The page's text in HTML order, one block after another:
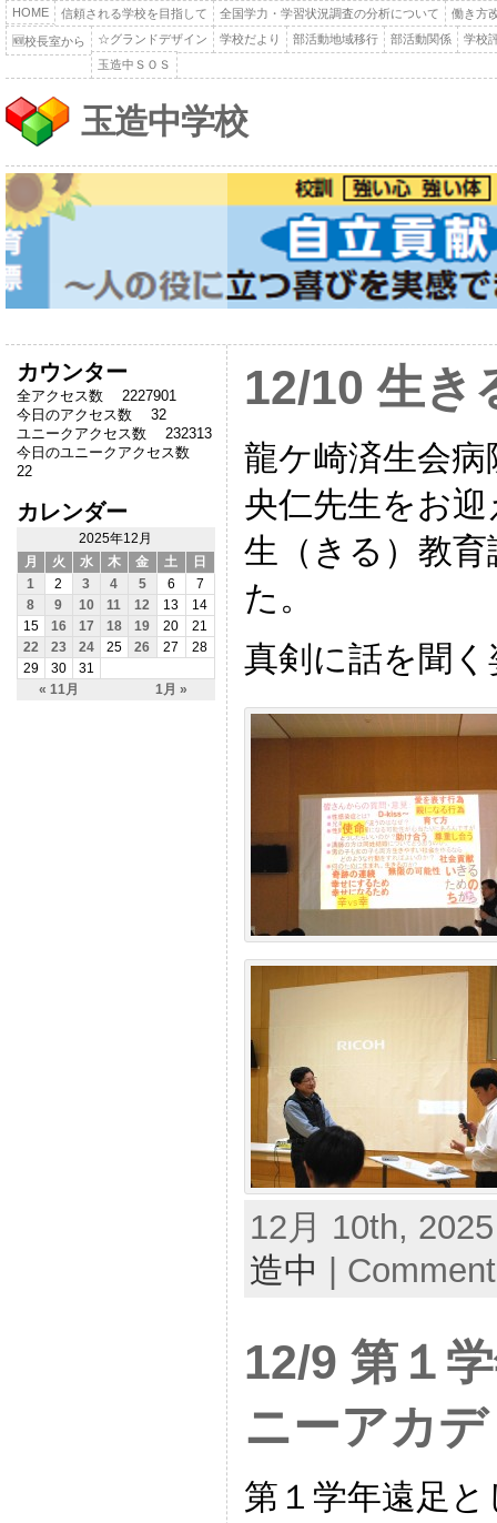
HOME 信頼される学校を目指して 全国学力・学習状況調査の分析について 働き方
🆕校長室から ☆グランドデザイン 学校だより 部活動地域移行 部活動関係
学校
玉造中ＳＯＳ
玉造中学校
カウンター
全アクセス数 2227901
今日のアクセス数 32
ユニークアクセス数 232313
今日のユニークアクセス数
22
カレンダー
2025年12月
月
火 水 木 金 土 日
« 11月 1月 »
1 2 3 4 5 6
7
8
9 10 11 12 13
14
15
16 17 18 19 20
21
22
23 24 25 26 27
28
29
30 31
12/10 生き
龍ケ崎済生会
央仁先生をお
生（きる）教
た。
真剣に話を聞
12月 10th,
造中
12/9 第１
ニーアカ
第１学年遠足